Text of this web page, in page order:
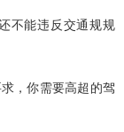
不能违反交通规规
，你需要高超的驾